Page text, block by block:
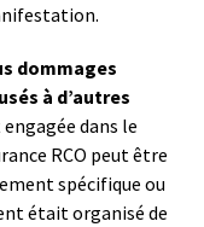
dommages
à d’autres
dans le
RCO peut être
spécifique ou
était organisé de